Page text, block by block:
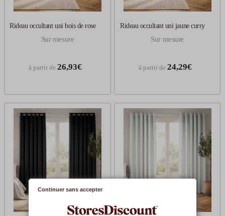
Rideau occultant uni bois de rose
Sur mesure
à partir de 26,93€
Rideau occultant uni jaune curry
Sur mesure
à partir de 24,29€
Continuer sans accepter